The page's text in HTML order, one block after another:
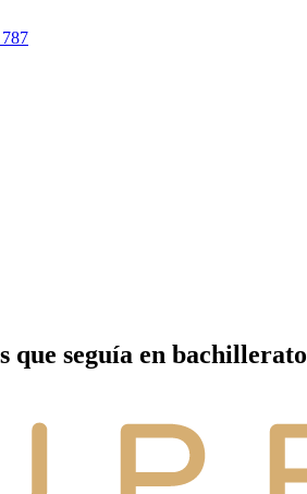
que seguía en bachillerato